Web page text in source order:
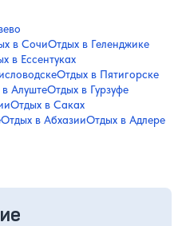
в СочиОтдых в Геленджике
в Ессентуках
Отдых в Пятигорске
АлуштеОтдых в Гурзуфе
Отдых в Саках
Отдых в АбхазииОтдых в Адлере